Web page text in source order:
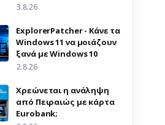
3.8.26
ExplorerPatcher - Κάνε τα
Windows 11 να μοιάζουν
ξανά με Windows 10
2.8.26
Χρεώνεται η ανάληψη
από Πειραιώς με κάρτα
Eurobank;